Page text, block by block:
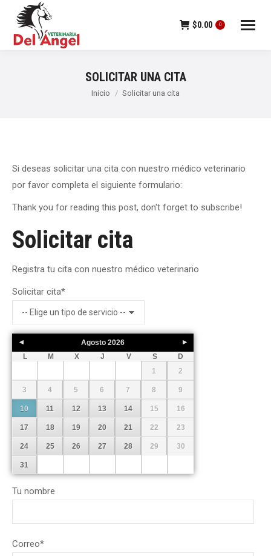
$0.00 0
SOLICITAR UNA CITA
Estás aquí:
Inicio Solicitar una cita
Si deseas solicitar una cita con nuestro médico veterinario
por favor completa el siguiente formulario:
Thank you for reading this post, don't forget to subscribe!
Solicitar cita
Registra tu cita con nuestro médico veterinario
Solicitar cita*
Agosto 2026
L
M X J V S
D
1
2
3 4 5 6 7 8 9
10 11 12 13 14 15 16
17 18 19 20 21 22 23
24 25 26 27 28 29 30
31
Tu nombre
Correo*